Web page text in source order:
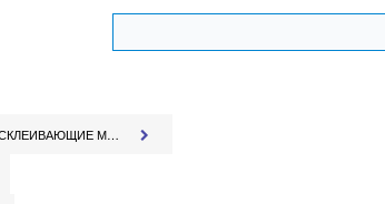
ГЕРМЕТИЗИРУЮЩИЕ И СКЛЕИВАЮЩИЕ МАТЕРИАЛЫ